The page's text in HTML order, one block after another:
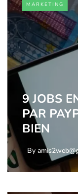
MARKETING
9 JOBS
PAR
BIEN
By